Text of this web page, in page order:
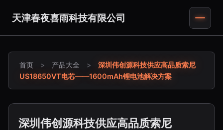
天津春夜喜雨科技有限公司
首页 > 产品大全 >
深圳伟创源科技供应高品质索尼
US18650VT电芯——1600mAh锂电池解决方案
深圳伟创源科技供应高品质索尼